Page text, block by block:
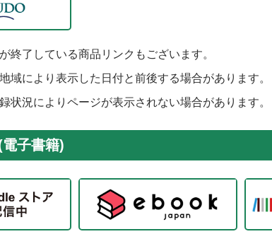
終了している商品リンクもございます。
域により表示した日付と前後する場合があります。
状況によりページが表示されない場合があります。
子書籍)